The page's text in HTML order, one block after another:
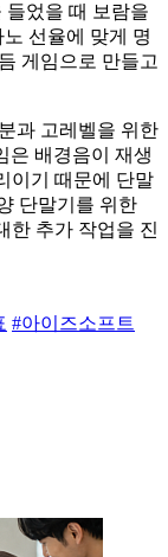
들었을 때 보람을
선율에 맞게 명
게임으로 만들고
과 고레벨을 위한
은 배경음이 재생
이기 때문에 단말
단말기를 위한
한 추가 작업을 진
#아이즈소프트